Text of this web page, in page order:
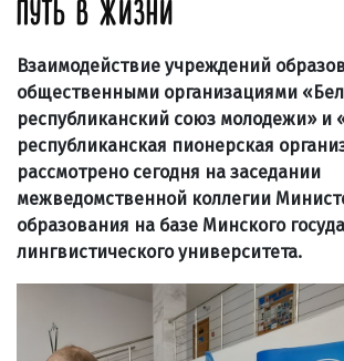
ПУТЬ В ЖИЗНИ
Взаимодействие учреждений
общественными организациями
республиканский союз молодежи» и
республиканская пионерская
рассмотрено сегодня на заседании
межведомственной коллегии
образования на базе Минского
лингвистического университета.